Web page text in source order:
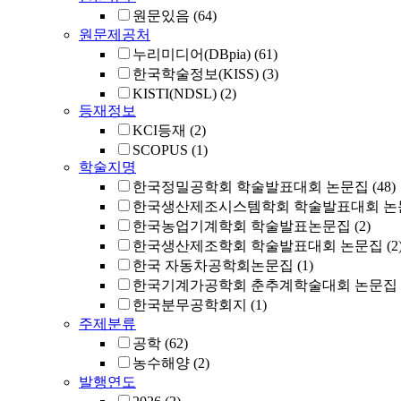
원문있음 (64)
원문제공처
누리미디어(DBpia) (61)
한국학술정보(KISS) (3)
KISTI(NDSL) (2)
등재정보
KCI등재 (2)
SCOPUS (1)
학술지명
한국정밀공학회 학술발표대회 논문집 (48)
한국생산제조시스템학회 학술발표대회 논
한국농업기계학회 학술발표논문집 (2)
한국생산제조학회 학술발표대회 논문집
한국 자동차공학회논문집 (1)
한국기계가공학회 춘추계학술대회 논문집
한국분무공학회지 (1)
주제분류
공학 (62)
농수해양 (2)
발행연도